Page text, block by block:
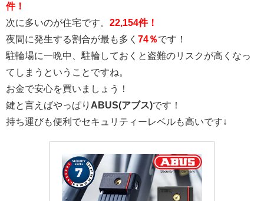
件！
次に多いのが住宅です。 22,154件！
夜間に発生する割合が最も多く 74％です！
駐輪場に一晩中、駐輪しておくと盗難のリスクが高くなっ
てしまうということですね。
お金で安心を買いましょう！
鍵と言えばやっぱり ABUS(アブス)です！
持ち運びも便利でセキュリティーレベルも高いです↓